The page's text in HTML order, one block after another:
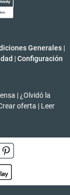
Generales |
| Configuración
| ¿Olvidó la
oferta | Leer